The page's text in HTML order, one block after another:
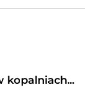
kopalniach...